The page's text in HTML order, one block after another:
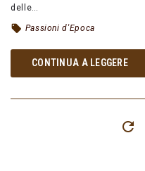
delle…
Passioni d'Epoca
CONTINUA A LEGGERE